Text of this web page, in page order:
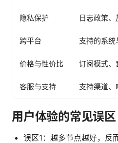
隐私保护 日志政策、
跨平台 支持的系统
价格与性价比 订阅模式、
客服与支持 支持渠道、
用户体验的常见误区
误区1：越多节点越好，反